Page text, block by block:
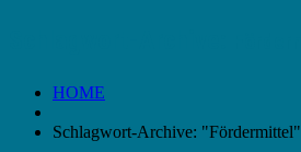
HOME
Schlagwort-Archive: "Fördermittel"